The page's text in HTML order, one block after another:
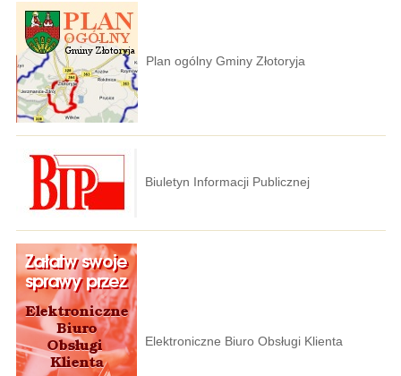
Plan ogólny Gminy Złotoryja
Biuletyn Informacji Publicznej
Elektroniczne Biuro Obsługi Klienta